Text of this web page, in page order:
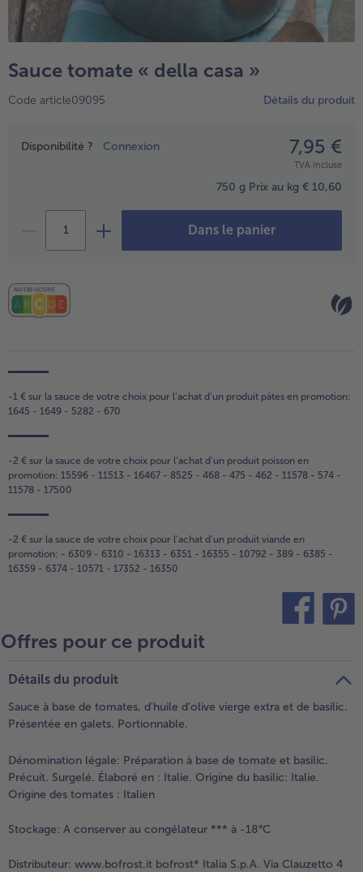
TousPlats cuisinés
TousBoulangerie & Pâtisserie
TousEntrées, Apéritifs & Snacks
Produits non surgelés
TousProduits non surgelés
Sauce tomate « della casa »
Code article09095 Détails du produit
Prix
Disponibilité ? Connexion 7,95 €
TVA incluse
750 g Prix au kg € 10,60
Dans le panier
-1 € sur la sauce de votre choix pour l‘achat d‘un produit pâtes en promotion:
1645 - 1649 - 5282 - 670
-2 € sur la sauce de votre choix pour l‘achat d‘un produit poisson en
promotion: 15596 - 11513 - 16467 - 8525 - 468 - 475 - 462 - 11578 - 574 -
11578 - 17500
-2 € sur la sauce de votre choix pour l‘achat d‘un produit viande en
promotion: - 6309 - 6310 - 16313 - 6351 - 16355 - 10792 - 389 - 6385 -
16359 - 6374 - 10571 - 17352 - 16350
Offres pour ce produit
Détails du produit
Sauce à base de tomates, d'huile d’olive vierge extra et de basilic.
Présentée en galets. Portionnable.
Dénomination légale: Préparation à base de tomate et basilic.
Précuit. Surgelé. Élaboré en : Italie. Origine du basilic: Italie.
Origine des tomates : Italien
Stockage: A conserver au congélateur *** à -18°C
Distributeur: www.bofrost.it bofrost* Italia S.p.A. Via Clauzetto 4